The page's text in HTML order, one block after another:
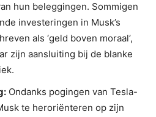
hun beleggingen. Sommigen
investeringen in Musk’s
als ‘geld boven moraal’,
zijn aansluiting bij de blanke
Ondanks pogingen van Tesla-
te heroriënteren op zijn